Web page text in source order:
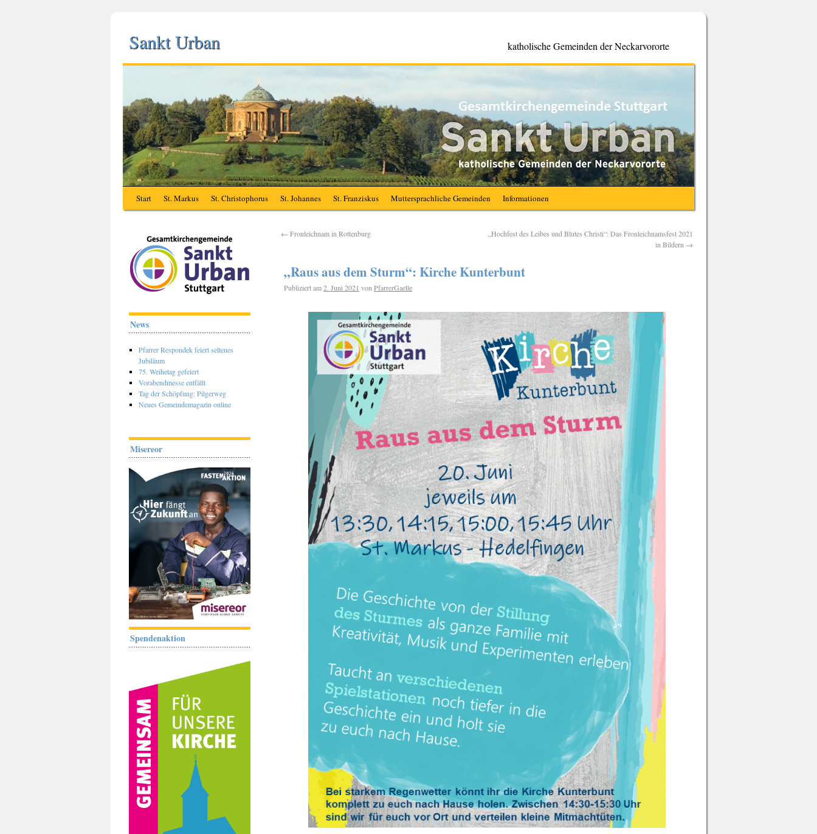
Sankt Urban katholische Gemeinden der Neckarvororte
Start St. Markus St. Christophorus St. Johannes St. Franziskus Muttersprachliche Gemeinden Informationen
← Fronleichnam in Rottenburg
„Hochfest des Leibes und Blutes Christi“: Das Fronleichnamsfest 2021
in Bildern →
„Raus aus dem Sturm“: Kirche Kunterbunt
Publiziert am2. Juni 2021 von PfarrerGaelle
News
Pfarrer Respondek feiert seltenes
Jubiläum
75. Weihetag gefeiert
Vorabendmesse entfällt
Tag der Schöpfung: Pilgerweg
Neues Gemeindemagazin online
Misereor
Spendenaktion